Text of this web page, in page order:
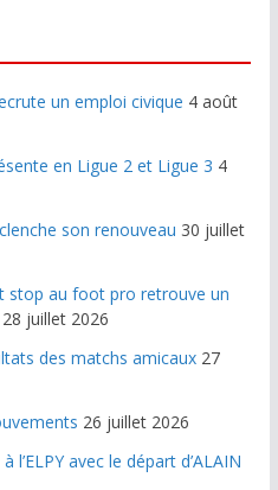
un emploi civique 4 août
en Ligue 2 et Ligue 3 4
son renouveau 30 juillet
stop au foot pro retrouve un
28 juillet 2026
des matchs amicaux 27
26 juillet 2026
avec le départ d’ALAIN